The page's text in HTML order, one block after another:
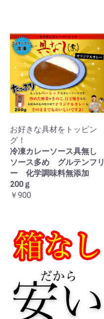
お好きな具材をトッピン
グ！
冷凍カレーソース具無し
ソース多め グルテンフリ
ー 化学調味料無添加
200ｇ
￥900